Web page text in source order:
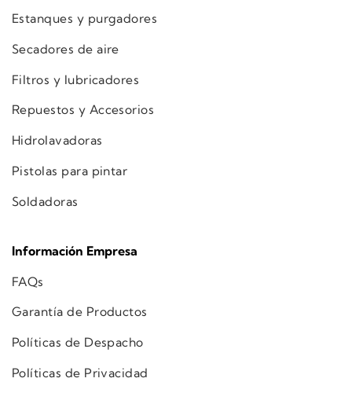
Estanques y purgadores
Secadores de aire
Filtros y lubricadores
Repuestos y Accesorios
Hidrolavadoras
Pistolas para pintar
Soldadoras
Información Empresa
FAQs
Garantía de Productos
Políticas de Despacho
Políticas de Privacidad